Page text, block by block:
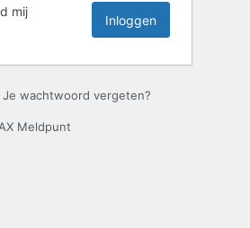
mij
Je wachtwoord vergeten?
Meldpunt